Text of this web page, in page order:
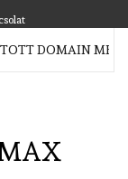
DOMAIN